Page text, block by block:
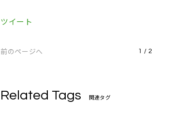
ツイート
前のページへ 1 / 2
Related Tags 関連タグ